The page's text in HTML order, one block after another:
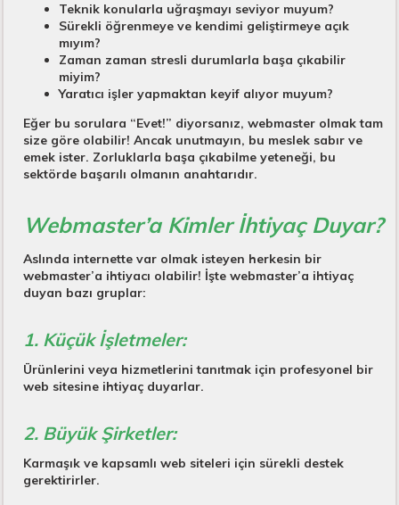
Teknik konularla uğraşmayı seviyor muyum?
Sürekli öğrenmeye ve kendimi geliştirmeye açık
mıyım?
Zaman zaman stresli durumlarla başa çıkabilir
miyim?
Yaratıcı işler yapmaktan keyif alıyor muyum?
Eğer bu sorulara “Evet!” diyorsanız, webmaster olmak tam
size göre olabilir! Ancak unutmayın, bu meslek sabır ve
emek ister. Zorluklarla başa çıkabilme yeteneği, bu
sektörde başarılı olmanın anahtarıdır.
Webmaster’a Kimler İhtiyaç Duyar?
Aslında internette var olmak isteyen herkesin bir
webmaster’a ihtiyacı olabilir! İşte webmaster’a ihtiyaç
duyan bazı gruplar:
1. Küçük İşletmeler:
Ürünlerini veya hizmetlerini tanıtmak için profesyonel bir
web sitesine ihtiyaç duyarlar.
2. Büyük Şirketler:
Karmaşık ve kapsamlı web siteleri için sürekli destek
gerektirirler.